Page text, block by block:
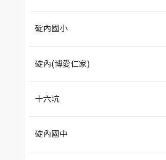
碇內國小
碇內(博愛仁家)
十六坑
碇內國中